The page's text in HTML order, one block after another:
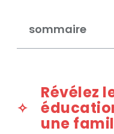
sommaire
Révélez
une